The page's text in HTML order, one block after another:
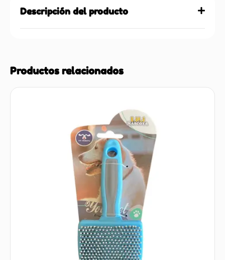
Descripción del producto
Productos relacionados